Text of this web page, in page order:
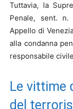
Tuttavia, la
Penale, sent.
Appello di
alla condanna
responsabile
Le vittime
del